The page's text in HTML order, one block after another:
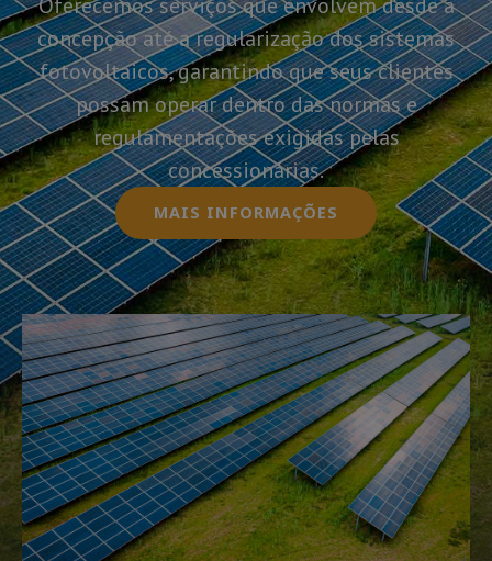
concepção até a regularização dos sistemas
fotovoltaicos, garantindo que seus clientes
possam operar dentro das normas e
regulamentações exigidas pelas
concessionárias.
MAIS INFORMAÇÕES